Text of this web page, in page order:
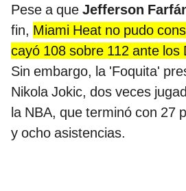
Pese a que Jefferson
fin, Miami Heat no pudo
cayó 108 sobre 112 ante los
Sin embargo, la 'Foquita'
Nikola Jokic, dos veces
la NBA, que terminó con 27
y ocho asistencias.